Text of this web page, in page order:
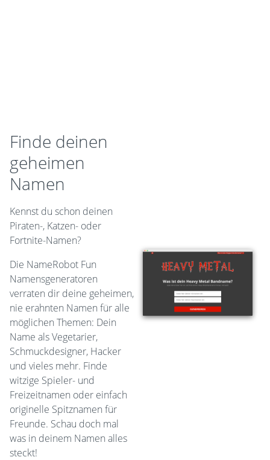
Finde deinen
geheimen
Namen
Kennst du schon deinen
Piraten-, Katzen- oder
Fortnite-Namen?
Die NameRobot Fun
Namensgeneratoren
verraten dir deine geheimen,
nie erahnten Namen für alle
möglichen Themen: Dein
Name als Vegetarier,
Schmuckdesigner, Hacker
und vieles mehr. Finde
witzige Spieler- und
Freizeitnamen oder einfach
originelle Spitznamen für
Freunde. Schau doch mal
was in deinem Namen alles
steckt!